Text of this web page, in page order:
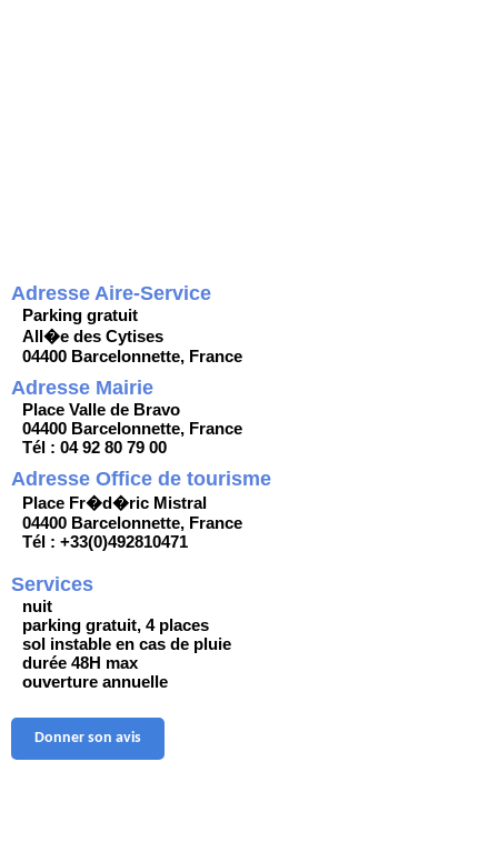
Adresse Aire-Service
Parking gratuit
All�e des Cytises
04400 Barcelonnette, France
Adresse Mairie
Place Valle de Bravo
04400 Barcelonnette, France
Tél : 04 92 80 79 00
Adresse Office de tourisme
Place Fr�d�ric Mistral
04400 Barcelonnette, France
Tél : +33(0)492810471
Services
nuit
parking gratuit, 4 places
sol instable en cas de pluie
durée 48H max
ouverture annuelle
Donner son avis